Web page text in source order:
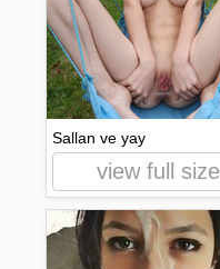
Sallan ve yay
view full size